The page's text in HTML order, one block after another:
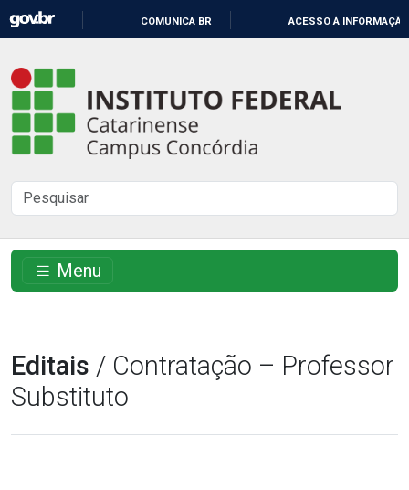
CONTEÚDO
COMUNICA BR ACESSO À INFORMAÇÃO
Instituto
Federal
Catarinense
-
Campus
Concórdia
Buscar
no
site
Menu
Editais / Contratação – Professor
Substituto